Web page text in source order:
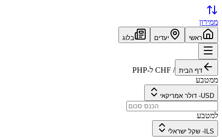
ממירון
ראשי יעדים בלוג
דף הבית /
CHF ל-PHP
ממטבע
USD
- דולר אמריקאי
למטבע
ILS
- שקל ישראלי